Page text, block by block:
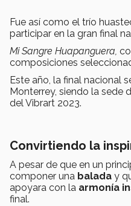
Fue así como el trío
participar en la gran final
Mi Sangre Huapanguera,
composiciones
Este año, la final nacional
Monterrey, siendo la sede
del Vibrart 2023.
Convirtiendo la
A pesar de que en un
componer una balada y
apoyara con la armonía
final.